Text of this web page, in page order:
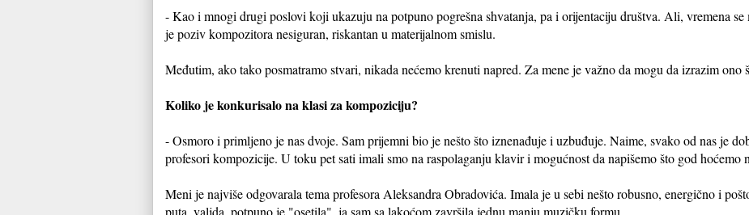
- Kao i mnogi drugi poslovi koji ukazuju na potpuno pogrešna shvatanja, pa i orijentaciju društva. Ali, vremena se
je poziv kompozitora nesiguran, riskantan u materijalnom smislu.
Međutim, ako tako posmatramo stvari, nikada nećemo krenuti napred. Za mene je važno da mogu da izrazim ono
Koliko je konkurisalo na klasi za kompoziciju?
- Osmoro i primljeno je nas dvoje. Sam prijemni bio je nešto što iznenađuje i uzbuđuje. Naime, svako od nas je
profesori kompozicije. U toku pet sati imali smo na raspolaganju klavir i mogućnost da napišemo što god hoćemo
Meni je najviše odgovarala tema profesora Aleksandra Obradovića. Imala je u sebi nešto robusno, energično i
puta, valjda, potpuno je "osetila", ja sam sa lakoćom završila jednu manju muzičku formu.